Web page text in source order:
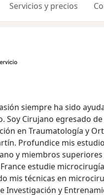
Servicios y precios
Soy Cirujano egresado
en Traumatología y
Profundice mis
y miembros
y cirugía
Investigación y